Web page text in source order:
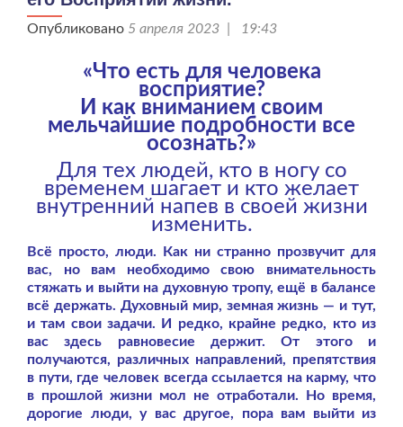
Опубликовано 5 апреля 2023 | 19:43
«Что есть для человека
восприятие?
И как вниманием своим
мельчайшие подробности все
осознать?»
Для тех людей, кто в ногу со
временем шагает и кто желает
внутренний напев в своей жизни
изменить.
Всё просто, люди. Как ни странно прозвучит для
вас, но вам необходимо свою внимательность
стяжать и выйти на духовную тропу, ещё в балансе
всё держать. Духовный мир, земная жизнь — и тут,
и там свои задачи. И редко, крайне редко, кто из
вас здесь равновесие держит. От этого и
получаются, различных направлений, препятствия
в пути, где человек всегда ссылается на карму, что
в прошлой жизни мол не отработали. Но время,
дорогие люди, у вас другое, пора вам выйти из